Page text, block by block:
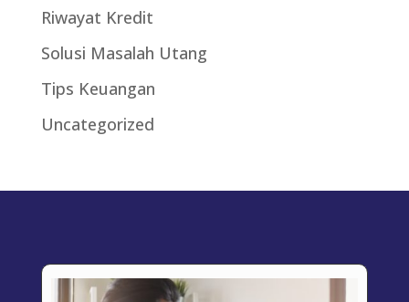
Riwayat Kredit
Solusi Masalah Utang
Tips Keuangan
Uncategorized